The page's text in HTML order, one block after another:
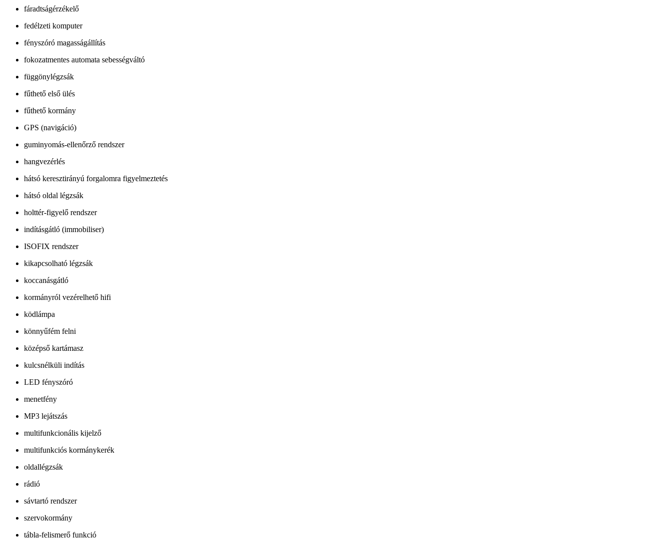
fáradtságérzékelő
fedélzeti komputer
fényszóró magasságállítás
fokozatmentes automata sebességváltó
függönylégzsák
fűthető első ülés
fűthető kormány
GPS (navigáció)
guminyomás-ellenőrző rendszer
hangvezérlés
hátsó keresztirányú forgalomra figyelmeztetés
hátsó oldal légzsák
holttér-figyelő rendszer
indításgátló (immobiliser)
ISOFIX rendszer
kikapcsolható légzsák
koccanásgátló
kormányról vezérelhető hifi
ködlámpa
könnyűfém felni
középső kartámasz
kulcsnélküli indítás
LED fényszóró
menetfény
MP3 lejátszás
multifunkcionális kijelző
multifunkciós kormánykerék
oldallégzsák
rádió
sávtartó rendszer
szervokormány
tábla-felismerő funkció